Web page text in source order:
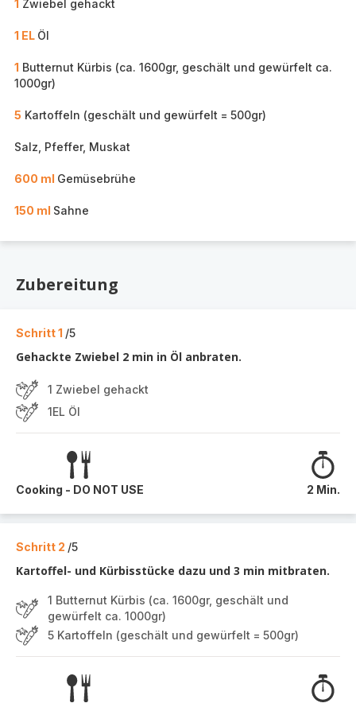
1 Zwiebel gehackt
1 EL Öl
1 Butternut Kürbis (ca. 1600gr, geschält und gewürfelt ca.
1000gr)
5 Kartoffeln (geschält und gewürfelt = 500gr)
Salz, Pfeffer, Muskat
600 ml Gemüsebrühe
150 ml Sahne
Zubereitung
Schritt 1 /5
Gehackte Zwiebel 2 min in Öl anbraten.
1 Zwiebel gehackt
1EL Öl
Cooking - DO NOT USE 2 Min.
Schritt 2 /5
Kartoffel- und Kürbisstücke dazu und 3 min mitbraten.
1 Butternut Kürbis (ca. 1600gr, geschält und
gewürfelt ca. 1000gr)
5 Kartoffeln (geschält und gewürfelt = 500gr)